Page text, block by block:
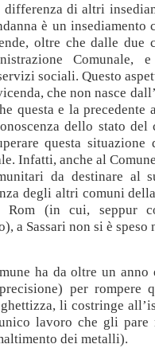
di altri
è un insediamento
oltre che dalle due
Comunale,
sociali. Questo
che non nasce
questa e la precedente
dello stato del
questa situazione
Infatti, anche al
da destinare al
degli altri comuni
Rom (in cui, seppur
a Sassari non si è speso
ha da oltre un anno
per rompere
li costringe
lavoro che gli pare
dei metalli).